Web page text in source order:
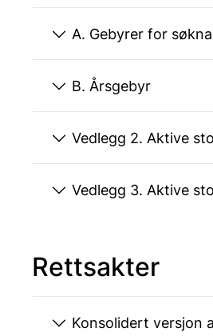
A. Gebyrer for
B. Årsgebyr
Vedlegg
Vedlegg
Rettsakter
Konsolidert versjon